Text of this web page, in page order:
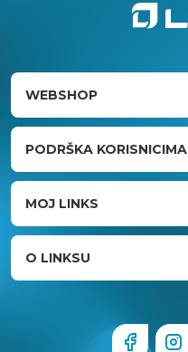
WEBSHOP
PODRŠKA KORISNICIMA
MOJ LINKS
O LINKSU